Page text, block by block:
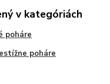
v kategóriách
poháre
poháre